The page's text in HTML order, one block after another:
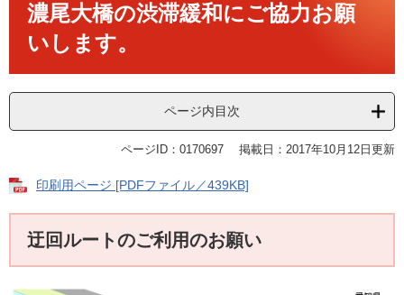
濃尾大橋の渋滞緩和にご協力お願
いします。
ページ内目次
ページID：0170697 掲載日：2017年10月12日更新
印刷用ページ [PDFファイル／439KB]
迂回ルートのご利用のお願い